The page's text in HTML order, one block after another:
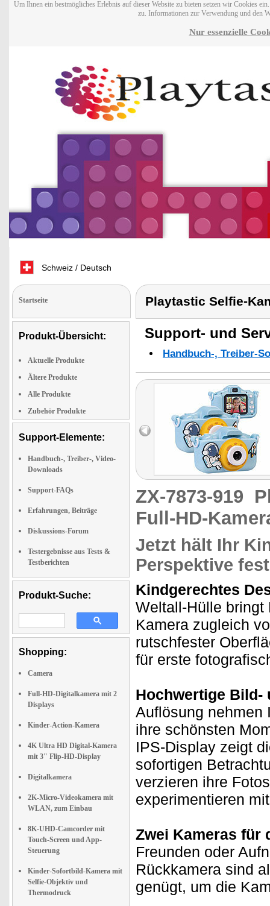
Um Ihnen ein bestmögliches Erlebnis auf dieser Website zu bieten setzen wir Cookies
zu. Informationen zur Verwendung und den
Nur essenzielle
Schweiz / Deutsch
Startseite
Produkt-Übersicht:
Aktuelle Produkte
Ältere Produkte
Alle Produkte
Zubehör Produkte
Support-Elemente:
Handbuch-, Treiber-, Video-
Downloads
Support-FAQs
Erfahrungen, Beiträge
Diskussions-Forum
Testergebnisse aus Tests &
Testberichten
Produkt-Suche:
Shopping:
Camera
Full-HD-Digitalkamera mit 2
Displays
Kinder-Action-Kamera
4K Ultra HD Digital-Kamera
mit 3" Flip-HD-Display
Digitalkamera
2K-Micro-Videokamera mit
WLAN, zum Einbau
8K-UHD-Camcorder mit
Touch-Screen und App-
Steuerung
Kinder-Sofortbild-Kamera mit
Selfie-Objektiv und
Thermodruck
Playtastic Selfie-
Support- und
Handbuch-, Treiber-
ZX-7873-919
Full-HD-
Jetzt hält Ihr
Perspektive fest
Kindgerechtes
Weltall-Hülle bringt
Kamera zugleich
rutschfester
für erste
Hochwertige Bild-
Auflösung nehmen
ihre schönsten
IPS-Display zeigt
sofortigen
verzieren ihre
experimentieren
Zwei Kameras für
Freunden oder
Rückkamera sind
genügt, um die